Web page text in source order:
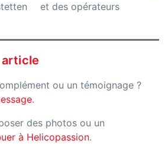
et des opérateurs
article
ou un témoignage ?
.
des photos ou un
à Helicopassion.